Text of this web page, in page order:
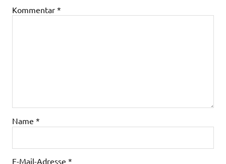
Kommentar *
Name *
E-Mail-Adresse *